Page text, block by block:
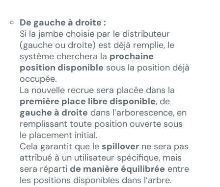
De gauche à droite :
Si la jambe choisie par le distributeur
(gauche ou droite) est déjà remplie, le
système cherchera la prochaine
position disponible sous la position déjà
occupée.
La nouvelle recrue sera placée dans la
première place libre disponible, de
gauche à droite dans l’arborescence, en
remplissant toute position ouverte sous
le placement initial.
Cela garantit que le spillover ne sera pas
attribué à un utilisateur spécifique, mais
sera réparti de manière équilibrée entre
les positions disponibles dans l’arbre.